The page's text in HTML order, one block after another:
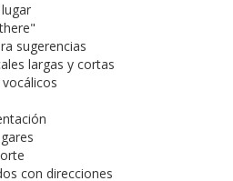
sugerencias
largas y cortas
con direcciones